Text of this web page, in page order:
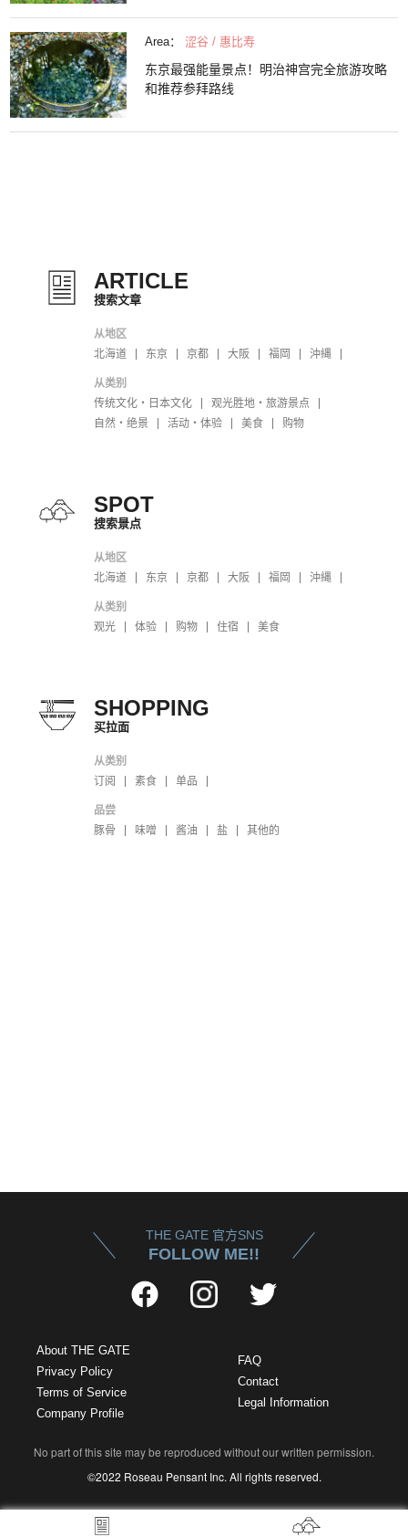
Area： 涩谷 / 惠比寿
东京最强能量景点！明治神宫完全旅游攻略
和推荐参拜路线
ARTICLE
搜索文章
从地区
北海道
东京 京都 大阪 福岡 沖縄
从类别
传统文化・日本文化
观光胜地・旅游景点
自然・绝景
活动・体验 美食 购物
SPOT
搜索景点
从地区
北海道
东京 京都 大阪 福岡 沖縄
从类别
观光
体验 购物 住宿 美食
SHOPPING
买拉面
从类别
订阅
素食 单品
品尝
豚骨
味噌 酱油 盐 其他的
THE GATE 官方SNS
FOLLOW ME!!
About THE GATE
Privacy Policy
Terms of Service
Company Profile
FAQ
Contact
Legal Information
No part of this site may be reproduced without our written permission.
©2022 Roseau Pensant Inc. All rights reserved.